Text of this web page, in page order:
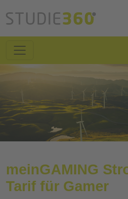
meinGAMING
Tarif für Gamer